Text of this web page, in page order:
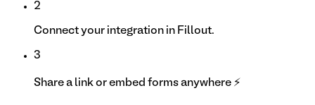
2
Connect your integration in Fillout.
3
Share a link or embed forms anywhere ⚡